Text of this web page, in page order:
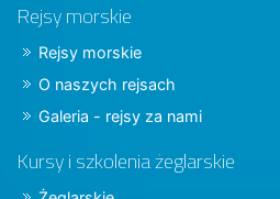
Rejsy morskie
Rejsy morskie
O naszych rejsach
Galeria - rejsy za nami
Kursy i szkolenia żeglarskie